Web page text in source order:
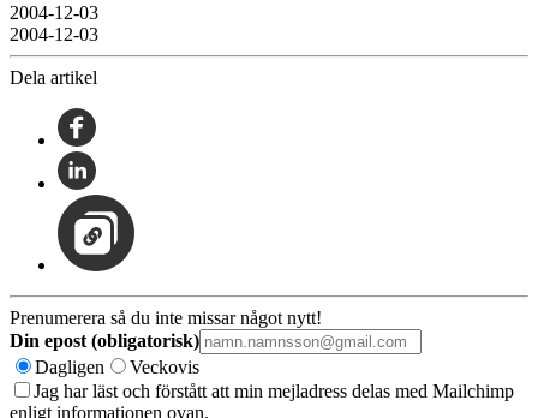
2004-12-03
2004-12-03
Dela artikel
Prenumerera så du inte missar något nytt!
Din epost (obligatorisk)
Dagligen
Veckovis
Jag har läst och förstått att min mejladress delas med Mailchimp
enligt informationen ovan.